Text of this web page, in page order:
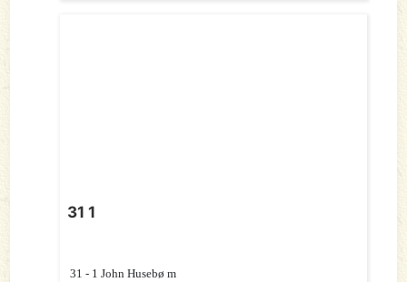
31 1
31 - 1 John Husebø m